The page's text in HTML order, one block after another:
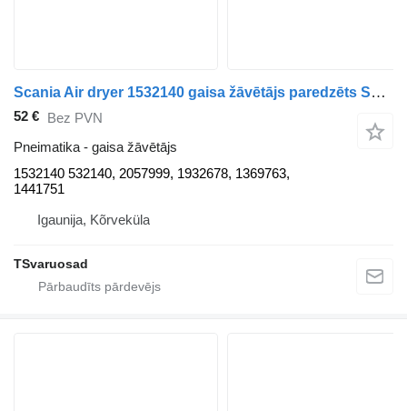
Scania Air dryer 1532140 gaisa žāvētājs paredzēts Scania P94 vilcēja
52 € Bez PVN
Pneimatika - gaisa žāvētājs
1532140 532140, 2057999, 1932678, 1369763,
1441751
Igaunija, Kõrveküla
TSvaruosad